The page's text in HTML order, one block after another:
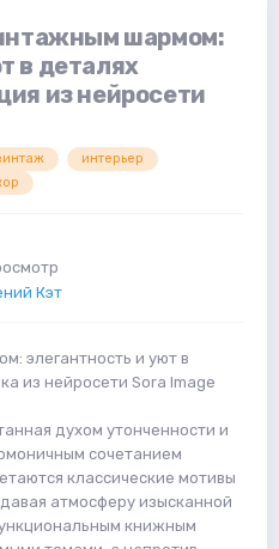
шармом:
в деталях
из нейросети
интерьер
Кэт
элегантность и уют в
из нейросети Sora Image
духом утонченности и
сочетанием
классические мотивы
атмосферу изысканной
книжным